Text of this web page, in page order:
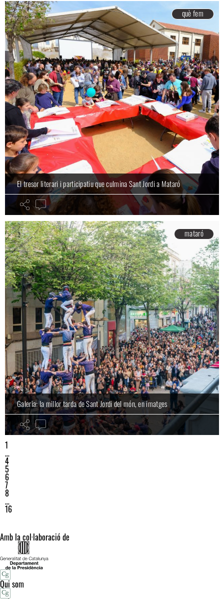
què fem
El tresor literari i participatiu que culmina Sant Jordi a Mataró
mataró
Galeria: la millor tarda de Sant Jordi del món, en imatges
1
…
4
5
6
7
8
…
16
Amb la col·laboració de
Qui som